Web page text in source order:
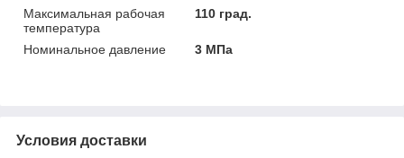
Максимальная рабочая
температура
110 град.
Номинальное давление 3 МПа
Условия доставки